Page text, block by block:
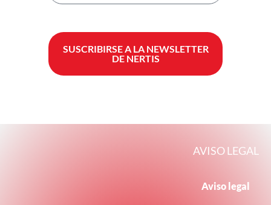
SUSCRIBIRSE A LA NEWSLETTER
DE NERTIS
AVISO LEGAL
Aviso legal